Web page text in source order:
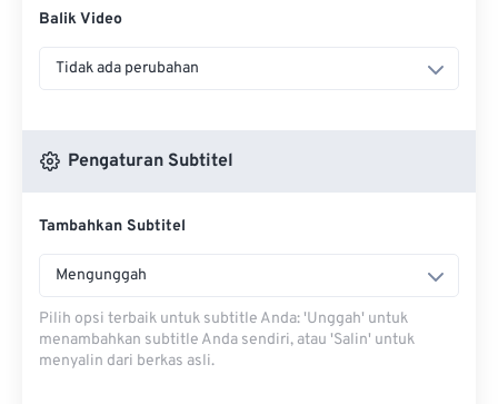
Balik Video
Tidak ada perubahan
Pengaturan Subtitel
Tambahkan Subtitel
Mengunggah
Pilih opsi terbaik untuk subtitle Anda: 'Unggah' untuk
menambahkan subtitle Anda sendiri, atau 'Salin' untuk
menyalin dari berkas asli.